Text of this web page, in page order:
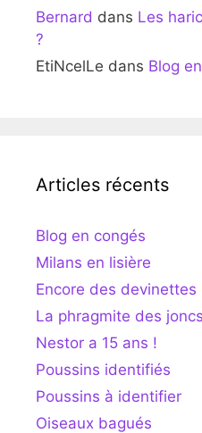
Bernard dans Les
?
EtiNcelLe dans Blog
Articles récents
Blog en congés
Milans en lisière
Encore des devinettes
La phragmite des joncs
Nestor a 15 ans !
Poussins identifiés
Poussins à identifier
Oiseaux bagués